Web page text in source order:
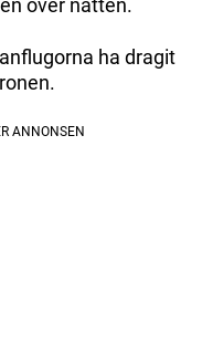
över natten.
ha dragit